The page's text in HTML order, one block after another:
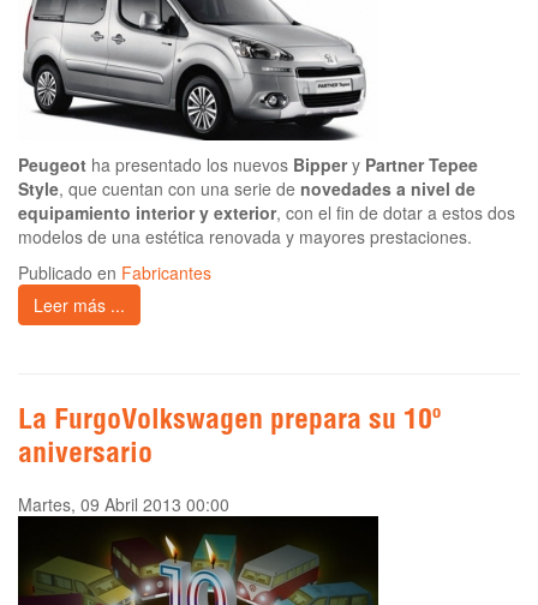
Peugeot ha presentado los nuevos Bippery Partner Tepee
Style, que cuentan con una serie de novedades a nivel de
equipamiento interior y exterior, con el fin de dotar a estos dos
modelos de una estética renovada y mayores prestaciones.
Publicado en Fabricantes
Leer más ...
La FurgoVolkswagen prepara su 10º
aniversario
Martes, 09 Abril 2013 00:00